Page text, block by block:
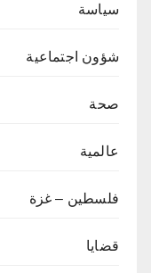
سياسة
شؤون اجتماعية
صحة
عالمية
فلسطين – غزة
قضايا